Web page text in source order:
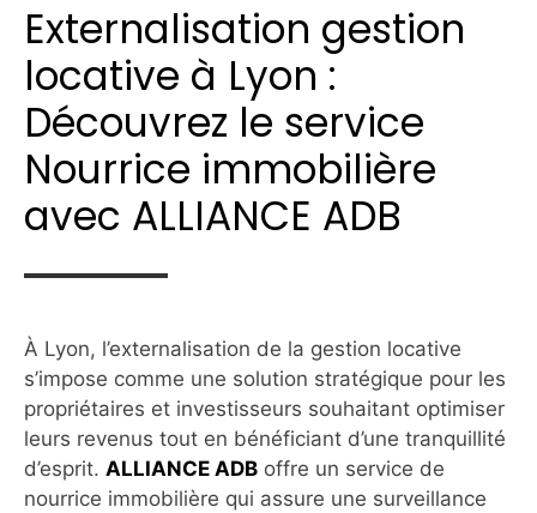
Externalisation gestion
locative à Lyon :
Découvrez le service
Nourrice immobilière
avec ALLIANCE ADB
À Lyon, l’externalisation de la gestion locative
s’impose comme une solution stratégique pour les
propriétaires et investisseurs souhaitant optimiser
leurs revenus tout en bénéficiant d’une tranquillité
d’esprit. ALLIANCE ADB offre un service de
nourrice immobilière qui assure une surveillance